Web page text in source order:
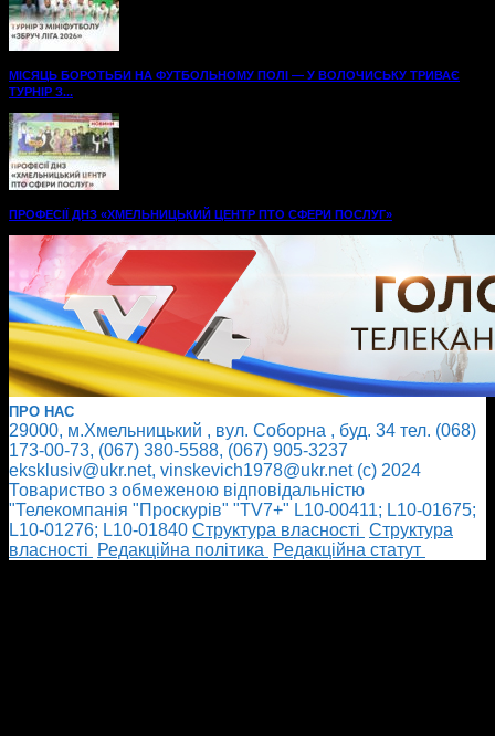
МІСЯЦЬ БОРОТЬБИ НА ФУТБОЛЬНОМУ ПОЛІ — У ВОЛОЧИСЬКУ ТРИВАЄ
ТУРНІР З...
ПРОФЕСІЇ ДНЗ «ХМЕЛЬНИЦЬКИЙ ЦЕНТР ПТО СФЕРИ ПОСЛУГ»
ПРО НАС
29000, м.Хмельницький , вул. Соборна , буд. 34 тел. (068)
173-00-73, (067) 380-5588, (067) 905-3237
eksklusiv@ukr.net, vinskevich1978@ukr.net (с) 2024
Товариство з обмеженою відповідальністю
"Телекомпанія "Проскурів" "TV7+" L10-00411; L10-01675;
L10-01276; L10-01840 Cтруктура власності Cтруктура
власності
Редакційна політика Редакційна статут